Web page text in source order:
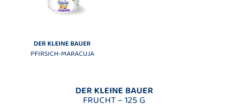
DER KLEINE BAUER
PFIRSICH-MARACUJA
DER KLEINE BAUER
FRUCHT – 125 G